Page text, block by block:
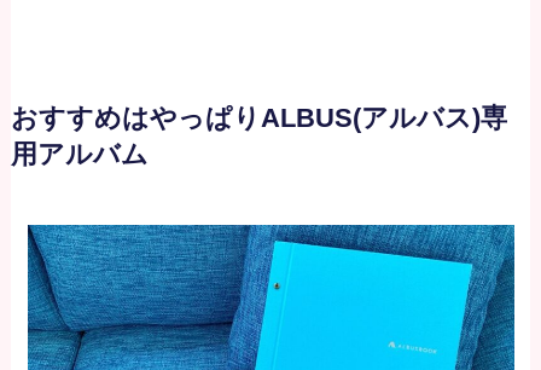
おすすめはやっぱりALBUS(アルバス)専
用アルバム